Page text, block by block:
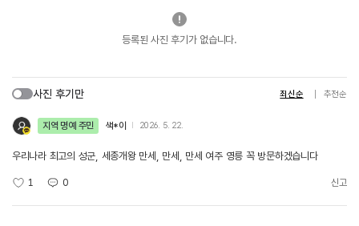
등록된 사진 후기가 없습니다.
사진 후기만 최신순 추천순
지역 명예 주민 색*이 2026. 5. 22.
우리나라 최고의 성군, 세종개왕 만세, 만세, 만세 여주 영릉 꼭 방문하겠습니다
1 0 신고